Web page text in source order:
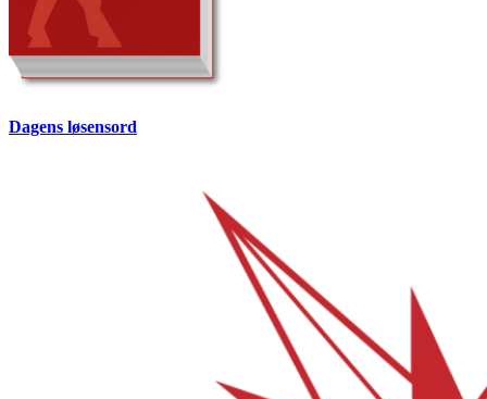
Dagens løsensord